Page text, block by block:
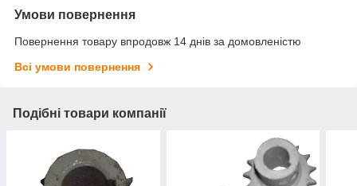
Умови повернення
Повернення товару впродовж 14 днів за домовленістю
Всі умови повернення
Подібні товари компанії